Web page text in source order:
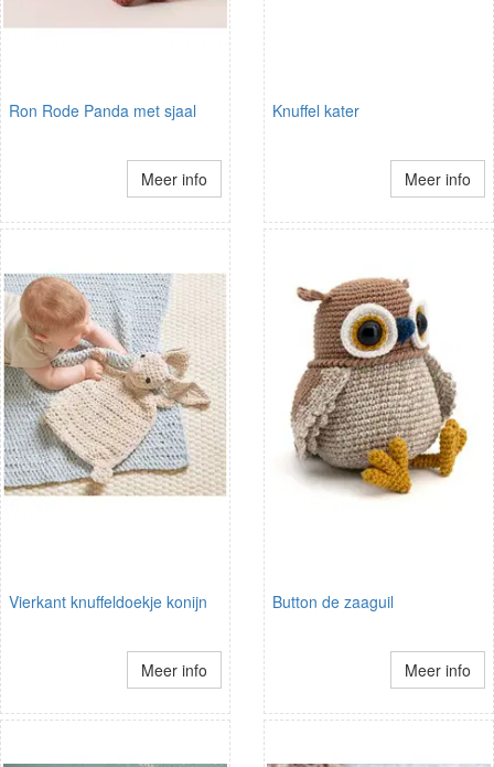
Ron Rode Panda met sjaal
Meer info
Knuffel kater
Meer info
Vierkant knuffeldoekje konijn
Meer info
Button de zaaguil
Meer info